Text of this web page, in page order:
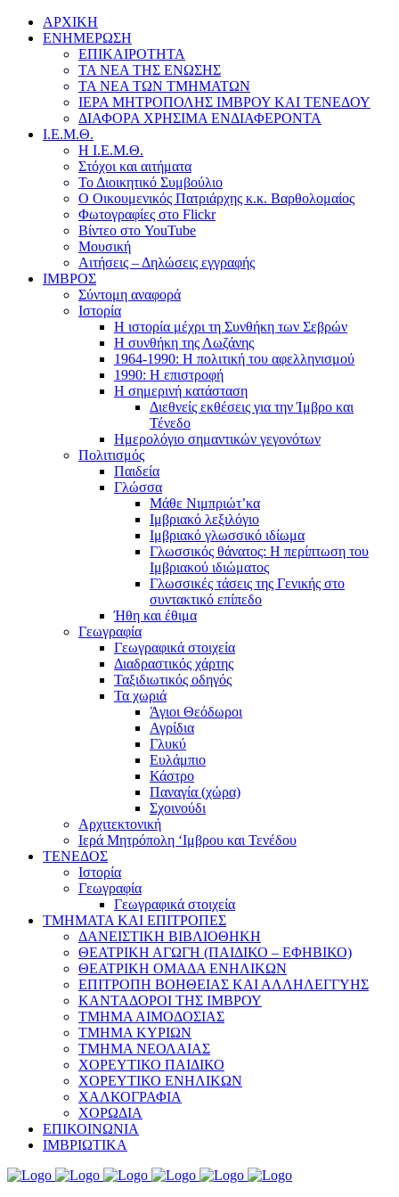
ΑΡΧΙΚΗ
ΕΝΗΜΕΡΩΣΗ
ΕΠΙΚΑΙΡΟΤΗΤΑ
ΤΑ ΝΕΑ ΤΗΣ ΕΝΩΣΗΣ
ΤΑ ΝΕΑ ΤΩΝ ΤΜΗΜΑΤΩΝ
ΙΕΡΑ ΜΗΤΡΟΠΟΛΗΣ ΙΜΒΡΟΥ ΚΑΙ ΤΕΝΕΔΟΥ
ΔΙΑΦΟΡΑ ΧΡΗΣΙΜΑ ΕΝΔΙΑΦΕΡΟΝΤΑ
Ι.Ε.Μ.Θ.
Η Ι.Ε.Μ.Θ.
Στόχοι και αιτήματα
Το Διοικητικό Συμβούλιο
Ο Οικουμενικός Πατριάρχης κ.κ. Βαρθολομαίος
Φωτογραφίες στο Flickr
Βίντεο στο YouTube
Μουσική
Αιτήσεις – Δηλώσεις εγγραφής
ΙΜΒΡΟΣ
Σύντομη αναφορά
Ιστορία
Η ιστορία μέχρι τη Συνθήκη των Σεβρών
Η συνθήκη της Λωζάνης
1964-1990: Η πολιτική του αφελληνισμού
1990: Η επιστροφή
Η σημερινή κατάσταση
Διεθνείς εκθέσεις για την Ίμβρο και
Τένεδο
Ημερολόγιο σημαντικών γεγονότων
Πολιτισμός
Παιδεία
Γλώσσα
Μάθε Νιμπριώτ’κα
Ιμβριακό λεξιλόγιο
Ιμβριακό γλωσσικό ιδίωμα
Γλωσσικός θάνατος: Η περίπτωση του
Ιμβριακού ιδιώματος
Γλωσσικές τάσεις της Γενικής στο
συντακτικό επίπεδο
Ήθη και έθιμα
Γεωγραφία
Γεωγραφικά στοιχεία
Διαδραστικός χάρτης
Ταξιδιωτικός οδηγός
Τα χωριά
Άγιοι Θεόδωροι
Αγρίδια
Γλυκύ
Ευλάμπιο
Κάστρο
Παναγία (χώρα)
Σχοινούδι
Αρχιτεκτονική
Ιερά Μητρόπολη ‘Ιμβρου και Τενέδου
ΤΕΝΕΔΟΣ
Ιστορία
Γεωγραφία
Γεωγραφικά στοιχεία
ΤΜΗΜΑΤΑ ΚΑΙ ΕΠΙΤΡΟΠΕΣ
ΔΑΝΕΙΣΤΙΚΗ ΒΙΒΛΙΟΘΗΚΗ
ΘΕΑΤΡΙΚΗ ΑΓΩΓΗ (ΠΑΙΔΙΚΟ – ΕΦΗΒΙΚΟ)
ΘΕΑΤΡΙΚΗ ΟΜΑΔΑ ΕΝΗΛΙΚΩΝ
ΕΠΙΤΡΟΠΗ ΒΟΗΘΕΙΑΣ ΚΑΙ ΑΛΛΗΛΕΓΓΥΗΣ
ΚΑΝΤΑΔΟΡΟΙ ΤΗΣ ΙΜΒΡΟΥ
ΤΜΗΜΑ ΑΙΜΟΔΟΣΙΑΣ
ΤΜΗΜΑ ΚΥΡΙΩΝ
ΤΜΗΜΑ ΝΕΟΛΑΙΑΣ
ΧΟΡΕΥΤΙΚΟ ΠΑΙΔΙΚΟ
ΧΟΡΕΥΤΙΚΟ ΕΝΗΛΙΚΩΝ
ΧΑΛΚΟΓΡΑΦΙΑ
ΧΟΡΩΔΙΑ
ΕΠΙΚΟΙΝΩΝΙΑ
ΙΜΒΡΙΩΤΙΚΑ